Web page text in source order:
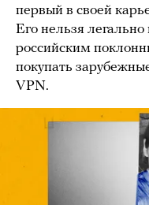
первый в своей
Его нельзя
российским
покупать
VPN.